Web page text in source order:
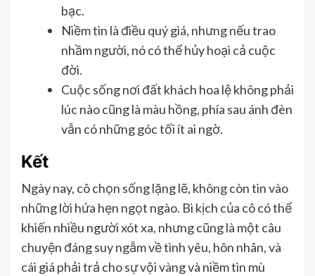
bạc.
Niềm tin là điều quý giá, nhưng nếu trao
nhầm người, nó có thể hủy hoại cả cuộc
đời.
Cuộc sống nơi đất khách hoa lệ không phải
lúc nào cũng là màu hồng, phía sau ánh đèn
vẫn có những góc tối ít ai ngờ.
Kết
Ngày nay, cô chọn sống lặng lẽ, không còn tin vào
những lời hứa hẹn ngọt ngào. Bi kịch của cô có thể
khiến nhiều người xót xa, nhưng cũng là một câu
chuyện đáng suy ngẫm về tình yêu, hôn nhân, và
cái giá phải trả cho sự vội vàng và niềm tin mù